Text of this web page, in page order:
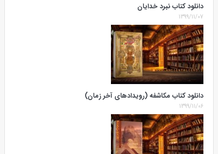
دانلود کتاب نبرد خدایان
1399/11/07
دانلود کتاب مکاشفه (رویدادهای آخر زمان)
1399/11/06